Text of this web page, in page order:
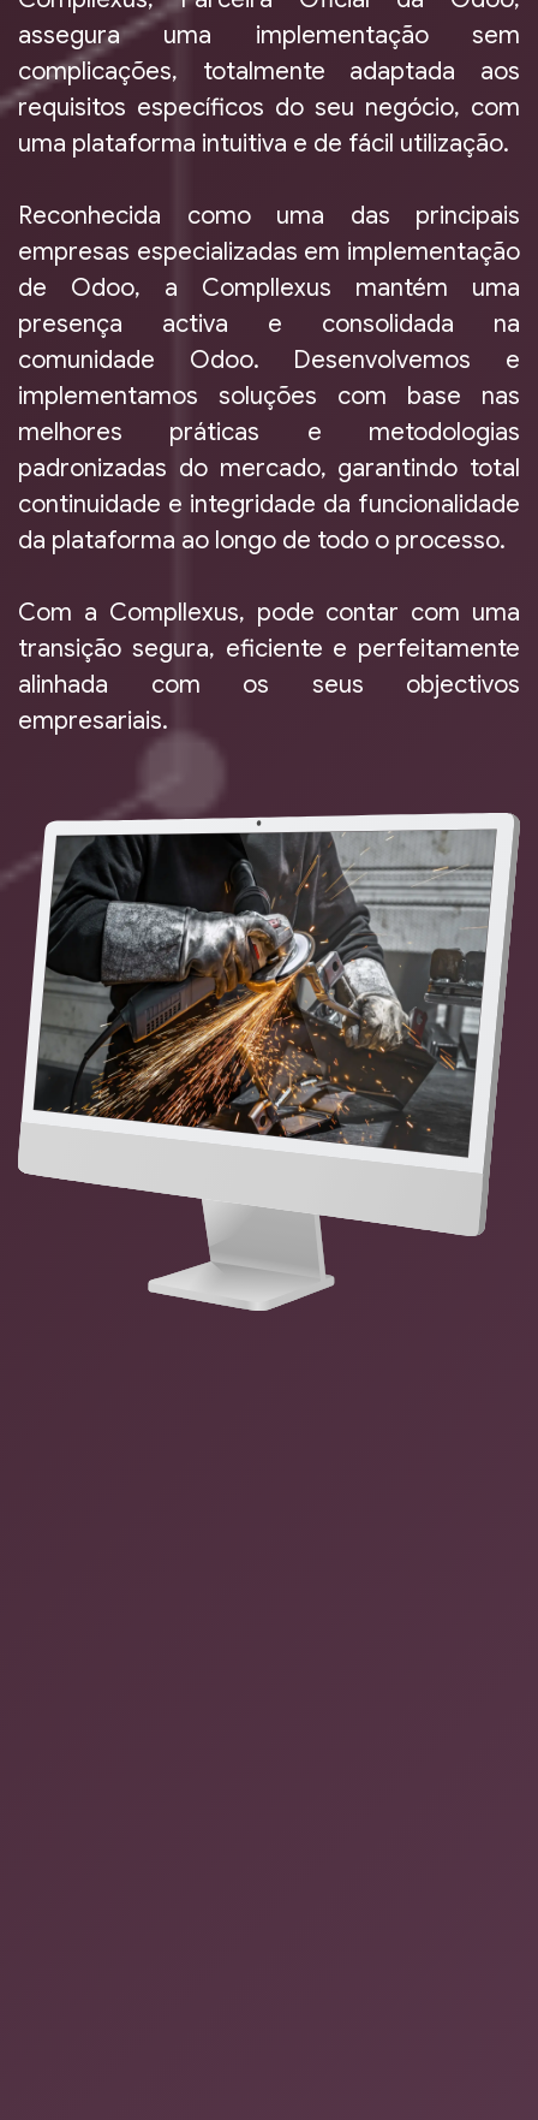
assegura uma implementação sem
complicações, totalmente adaptada aos
requisitos específicos do seu negócio, com
uma plataforma intuitiva e de fácil utilização.
Reconhecida como uma das principais
empresas especializadas em implementação
de Odoo, a Compllexus mantém uma
presença activa e consolidada na
comunidade Odoo. Desenvolvemos e
implementamos soluções com base nas
melhores práticas e metodologias
padronizadas do mercado, garantindo total
continuidade e integridade da funcionalidade
da plataforma ao longo de todo o processo.
Com a Compllexus, pode contar com uma
transição segura, eficiente e perfeitamente
alinhada com os seus objectivos
empresariais.